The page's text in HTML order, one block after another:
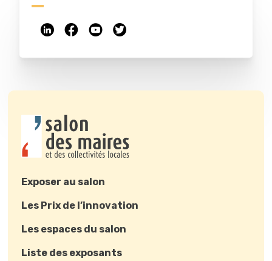
Exposer au salon
Les Prix de l’innovation
Les espaces du salon
Liste des exposants